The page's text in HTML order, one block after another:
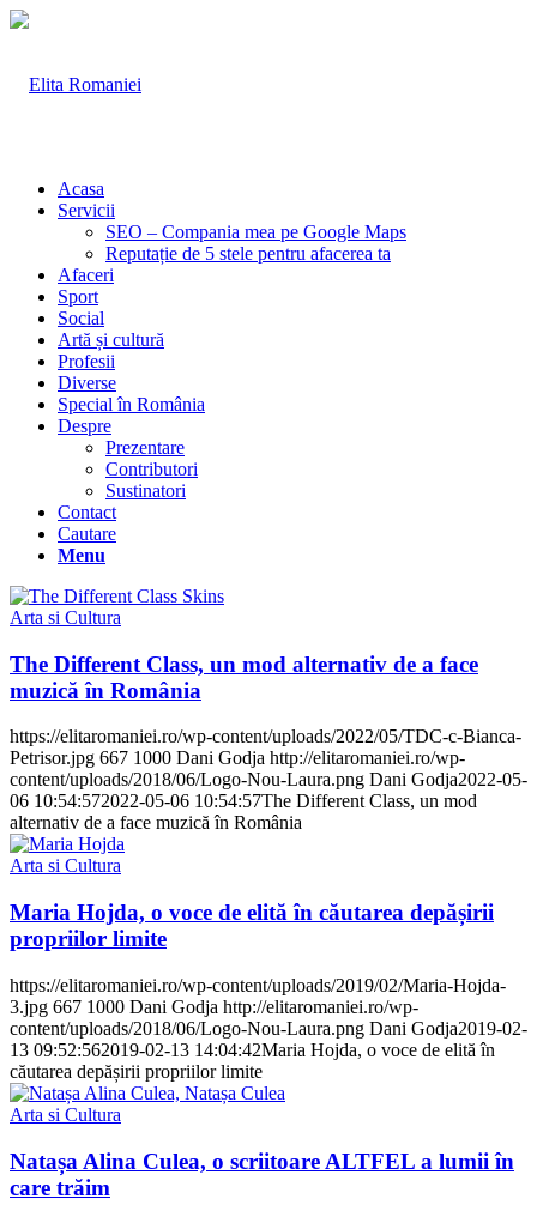
Acasa
Servicii
SEO – Compania mea pe Google Maps
Reputație de 5 stele pentru afacerea ta
Afaceri
Sport
Social
Artă și cultură
Profesii
Diverse
Special în România
Despre
Prezentare
Contributori
Sustinatori
Contact
Cautare
Menu
Arta si Cultura
The Different Class, un mod alternativ de a face
muzică în România
https://elitaromaniei.ro/wp-content/uploads/2022/05/TDC-c-Bianca-
Petrisor.jpg 667 1000 Dani Godja http://elitaromaniei.ro/wp-
content/uploads/2018/06/Logo-Nou-Laura.png Dani Godja2022-05-
06 10:54:572022-05-06 10:54:57The Different Class, un mod
alternativ de a face muzică în România
Arta si Cultura
Maria Hojda, o voce de elită în căutarea depășirii
propriilor limite
https://elitaromaniei.ro/wp-content/uploads/2019/02/Maria-Hojda-
3.jpg 667 1000 Dani Godja http://elitaromaniei.ro/wp-
content/uploads/2018/06/Logo-Nou-Laura.png Dani Godja2019-02-
13 09:52:562019-02-13 14:04:42Maria Hojda, o voce de elită în
căutarea depășirii propriilor limite
Arta si Cultura
Natașa Alina Culea, o scriitoare ALTFEL a lumii în
care trăim